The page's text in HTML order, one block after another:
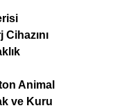
Animal
ve Kuru